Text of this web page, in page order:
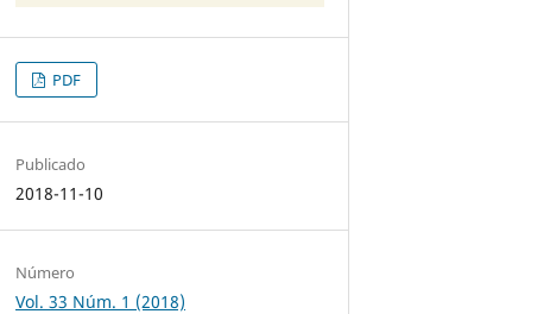
PDF
Publicado
2018-11-10
Número
Vol. 33 Núm. 1 (2018)